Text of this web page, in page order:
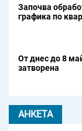
Започва
графика по
От днес до 8
затворена
АНКЕТА